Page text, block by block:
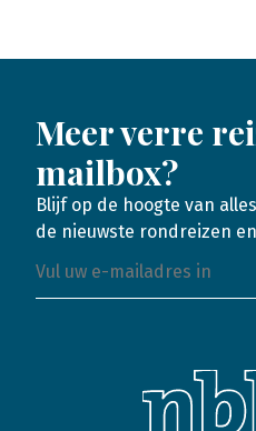
Meer verre
mailbox?
Blijf op de hoogte van
de nieuwste rondreizen